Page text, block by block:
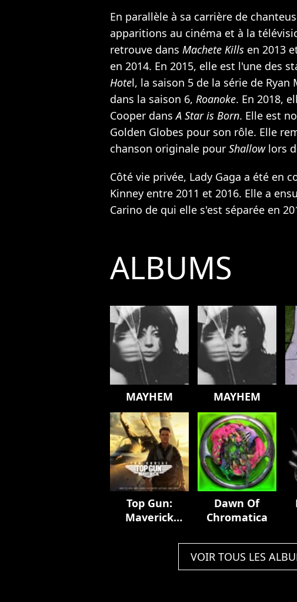
En parallèle à sa carrière de
apparitions au cinéma et à la
retrouve dans Machete Kills en 2013
en 2014. En 2015, elle est l'une des
Hotel, la saison 5 de la série de
dans la saison 6, Roanoke. En 2018,
Cooper dansA Star is Born. Elle est
Golden Globes pour son rôle. Elle
chanson originale pour Shallowlors
Côté vie privée, Lady Gaga a été en
Kinney entre 2011 et 2016. Elle a
Carino de qui elle s'est séparée en
ALBUMS
MAYHEM MAYHEM
Top Gun:
Maverick
The Motion
Dawn Of
Chromatica
VOIR TOUS LES